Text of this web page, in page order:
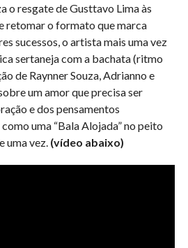
o resgate de Gusttavo Lima às
retomar o formato que marca
sucessos, o artista mais uma vez
sertaneja com a bachata (ritmo
de Raynner Souza, Adrianno e
um amor que precisa ser
e dos pensamentos
uma “Bala Alojada” no peito
uma vez. (vídeo abaixo)